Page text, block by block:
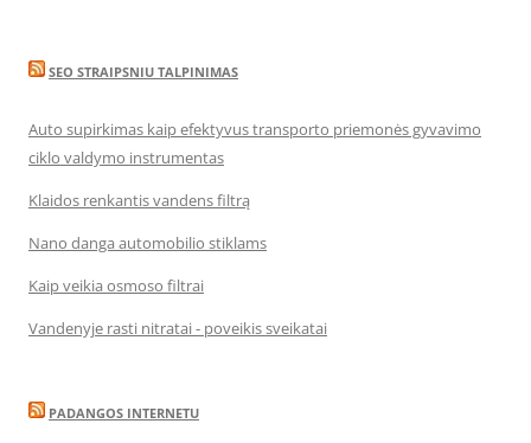
SEO STRAIPSNIU TALPINIMAS
Auto supirkimas kaip efektyvus transporto priemonės gyvavimo
ciklo valdymo instrumentas
Klaidos renkantis vandens filtrą
Nano danga automobilio stiklams
Kaip veikia osmoso filtrai
Vandenyje rasti nitratai - poveikis sveikatai
PADANGOS INTERNETU